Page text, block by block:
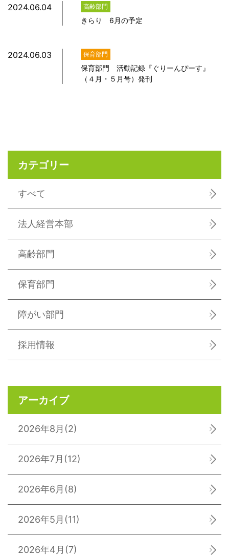
2024.06.04 高齢部門
きらり 6月の予定
2024.06.03 保育部門
保育部門 活動記録『ぐりーんぴーす』
（４月・５月号）発刊
カテゴリー
すべて
法人経営本部
高齢部門
保育部門
障がい部門
採用情報
アーカイブ
2026年8月 (2)
2026年7月 (12)
2026年6月 (8)
2026年5月 (11)
2026年4月 (7)